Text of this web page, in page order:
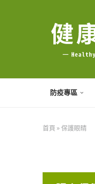
防疫專區
首頁 »保護眼睛